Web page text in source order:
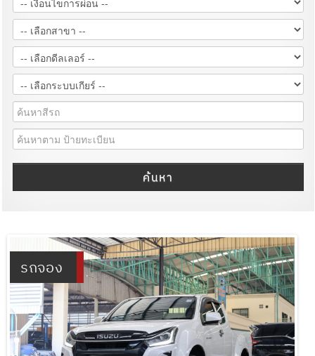
ค้นหา
รถจอง